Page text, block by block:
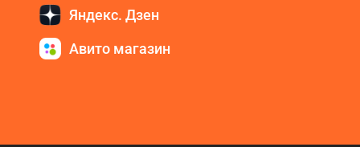
Яндекс. Дзен
Авито магазин